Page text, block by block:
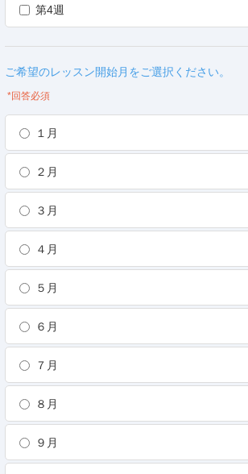
第4週
ご希望のレッスン開始月をご選択ください。
*回答必須
１月
２月
３月
４月
５月
６月
７月
８月
９月